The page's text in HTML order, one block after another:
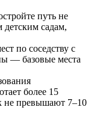
путь не
садам,
по соседству с
— базовые места
более 15
не превышают 7–10